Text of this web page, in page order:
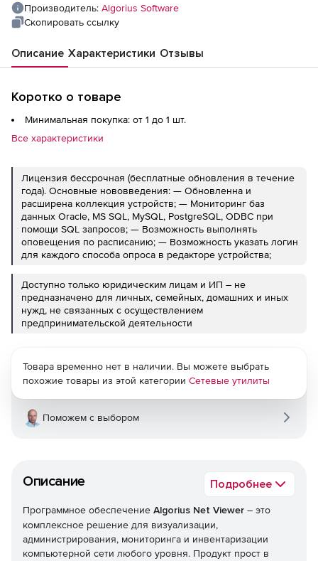
Производитель: Algorius Software
Скопировать ссылку
Описание Характеристики Отзывы
Коротко о товаре
Минимальная покупка: от 1 до 1 шт.
Все характеристики
Лицензия бессрочная (бесплатные обновления в течение
года). Основные нововведения: — Обновленна и
расширена коллекция устройств; — Мониторинг баз
данных Oracle, MS SQL, MySQL, PostgreSQL, ODBC при
помощи SQL запросов; — Возможность выполнять
оповещения по расписанию; — Возможность указать логин
для каждого способа опроса в редакторе устройства;
Доступно только юридическим лицам и ИП – не
предназначено для личных, семейных, домашних и иных
нужд, не связанных с осуществлением
предпринимательской деятельности
Описание Подробнее
Программное обеспечение Algorius Net Viewer – это
комплексное решение для визуализации,
администрирования, мониторинга и инвентаризации
компьютерной сети любого уровня. Продукт прост в
Товара временно нет в наличии. Вы можете выбрать
похожие товары из этой категории Сетевые утилиты
Поможем с выбором